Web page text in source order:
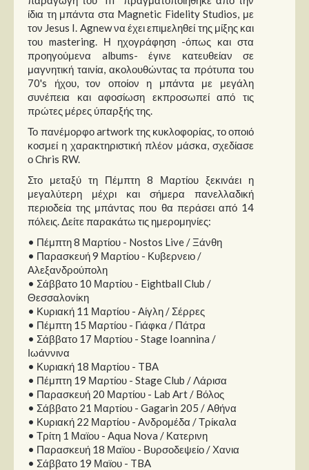
ίδια τη μπάντα στα Magnetic Fidelity Studios, με
τον Jesus I. Agnew να έχει επιμεληθεί της μίξης και
του mastering. Η ηχογράφηση -όπως και στα
προηγούμενα albums- έγινε κατευθείαν σε
μαγνητική ταινία, ακολουθώντας τα πρότυπα του
70's ήχου, τον οποίον η μπάντα με μεγάλη
συνέπεια και αφοσίωση εκπροσωπεί από τις
πρώτες μέρες ύπαρξής της.
Το πανέμορφο artwork της κυκλοφορίας, το οποιό
κοσμεί η χαρακτηριστική πλέον μάσκα, σχεδίασε
ο Chris RW.
Στο μεταξύ τη Πέμπτη 8 Μαρτίου ξεκινάει η
μεγαλύτερη μέχρι και σήμερα πανελλαδική
περιοδεία της μπάντας που θα περάσει από 14
πόλεις. Δείτε παρακάτω τις ημερομηνίες:
• Πέμπτη 8 Μαρτίου - Nostos Live / Ξάνθη
• Παρασκευή 9 Μαρτίου - Κυβερνειο /
Αλεξανδρούπολη
• Σάββατο 10 Μαρτίου - Eightball Club /
Θεσσαλονίκη
• Κυριακή 11 Μαρτίου - Αίγλη / Σέρρες
• Πέμπτη 15 Μαρτίου - Γιάφκα / Πάτρα
• Σάββατο 17 Μαρτίου - Stage Ioannina /
Ιωάννινα
• Κυριακή 18 Μαρτίου - TBA
• Πέμπτη 19 Μαρτίου - Stage Club / Λάρισα
• Παρασκευή 20 Μαρτίου - Lab Art / Bόλος
• Σάββατο 21 Μαρτίου - Gagarin 205 / Aθήνα
• Κυριακή 22 Μαρτίου - Ανδρομέδα / Τρίκαλα
• Τρίτη 1 Μαϊου - Aqua Nova / Κατερινη
• Παρασκευή 18 Μαϊου - Βυρσοδεψείο / Χανια
• Σάββατο 19 Μαϊου - TBA